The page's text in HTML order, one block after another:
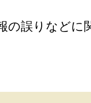
の誤りなどに